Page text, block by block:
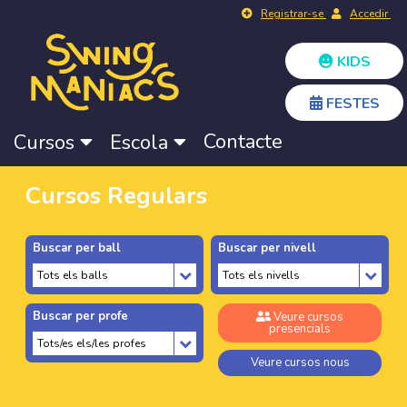
Registrar-se Accedir
KIDS
FESTES
Cursos Escola Contacte
Cursos Regulars
Buscar per ball Buscar per nivell
Buscar per profe Veure cursos
presencials
Veure cursos nous